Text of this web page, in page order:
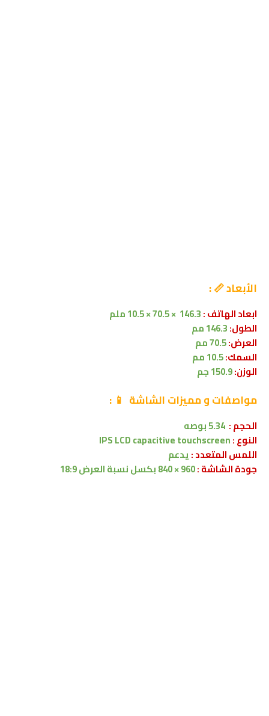
الأبعاد 📏 :
ابعاد الهاتف :146.3 × 70.5 × 10.5 ملم
الطول:146.3 مم
العرض:
السمك:10.5 مم
الوزن:
مواصفاتو مميزات الشاشة 📱
:
الحجم :
النوع :IPS LCD capacitive touchscreen
اللمس المتعدد :يدعم
جودة الشاشة :960 × 840 بكسل نسبة العرض 18:9